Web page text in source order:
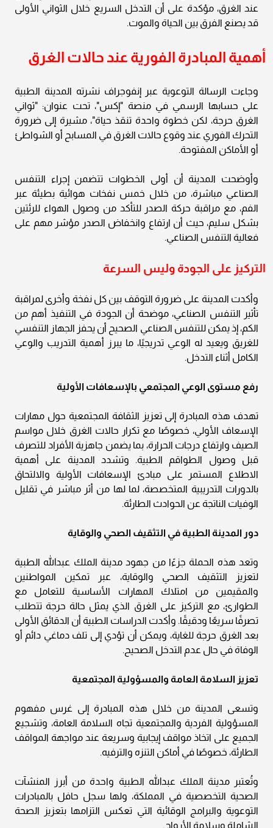
عند الغرق، مؤكدة على أن التدخل السريع خلال الثواني الأولى
قد يصنع الفرق بين الحياة والموت.
أهمية المبادرة الفورية عند حالات الغرق
وجاءت الرسالة التوعوية عبر إنفوجراف نشرته المدينة الطبية
على حسابها الرسمي في منصة "إكس"، تحت عنوان: "ثواني
الغرق حرجة، لكن خطوة واحدة تنقذ حياة"، مشيرة إلى ضرورة
التحرك الفوري عند وقوع حالات الغرق في المسابح أو الشواطئ
أو الأماكن المفتوحة.
وأوضحت المدينة أن أولى الخطوات تتضمن إجراء التنفس
الصناعي مباشرة، من خلال خمس نفخات هوائية بطيئة عبر
الفم، مع مراقبة حركة الصدر للتأكد من وصول الهواء للرئتين
بشكل سليم، حيث أن ارتفاع وانخفاض الصدر مؤشر مهم على
فعالية التنفس الصناعي.
التركيز على الجودة وليس السرعة
وأكدت المدينة على ضرورة التوقف بين كل نفخة وأخرى لمراقبة
تأثير التنفس الصناعي، موضحة أن الجودة في التنفيذ أهم من
الكم، إذ يمكن للتنفس الصناعي الصحيح أن يحفز الجهاز التنفسي
للغريق ويعيد له الوعي تدريجيًا، ما يبرز أهمية التدريب والوعي
الكامل أثناء التدخل.
رفع مستوى الوعي المجتمعي بالإسعافات الأولية
تهدف هذه المبادرة إلى تعزيز الثقافة المجتمعية حول مهارات
الإسعاف الأولي، خصوصًا مع تكرار حالات الغرق خلال مواسم
الصيف وارتفاع درجات الحرارة، بما يضمن جاهزية الأفراد للتصرف
قبل وصول الطواقم الطبية. وتشدد المدينة على أهمية
الاطلاع المستمر على مبادئ الإسعافات الأولية والالتحاق
بالدورات التدريبية المتخصصة، لما لها من أثر مباشر في تقليل
الوفيات الناتجة عن الحوادث الطارئة.
دور المدينة الطبية في التثقيف الصحي والوقاية
وتعد هذه الحملة جزءًا من جهود مدينة الملك عبدالله الطبية
لتعزيز التثقيف الصحي والوقاية، عبر تمكين المواطنين
والمقيمين من امتلاك المهارات الأساسية للتعامل مع
الطوارئ، مع التركيز على الغرق الذي يمثل حالة حرجة تتطلب
تصرفًا سريعًا ودقيقًا. وأكدت الدراسات الطبية أن الدقائق الأولى
بعد الغرق حرجة للغاية، ويمكن أن تؤدي إلى تلف دماغي دائم أو
الوفاة في حال عدم التدخل الصحيح.
تعزيز السلامة العامة والمسؤولية المجتمعية
وتسعى المدينة من خلال هذه المبادرة إلى غرس مفهوم
المسؤولية الفردية والمجتمعية تجاه السلامة العامة، وتشجيع
الجميع على اتخاذ مواقف إيجابية وسريعة عند مواجهة المواقف
الطارئة، خصوصًا في أماكن التنزه والترفيه.
وتُعتبر مدينة الملك عبدالله الطبية واحدة من أبرز المنشآت
الصحية التخصصية في المملكة، ولها سجل حافل بالمبادرات
التوعوية والبرامج الوقائية التي تعكس التزامها بتعزيز الصحة
الشاملة وسلامة الأرواح.